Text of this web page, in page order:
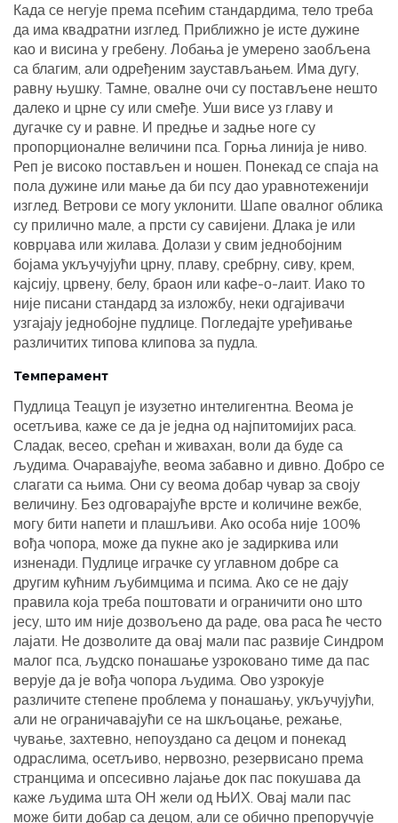
Када се негује према псећим стандардима, тело треба
да има квадратни изглед. Приближно је исте дужине
као и висина у гребену. Лобања је умерено заобљена
са благим, али одређеним заустављањем. Има дугу,
равну њушку. Тамне, овалне очи су постављене нешто
далеко и црне су или смеђе. Уши висе уз главу и
дугачке су и равне. И предње и задње ноге су
пропорционалне величини пса. Горња линија је ниво.
Реп је високо постављен и ношен. Понекад се спаја на
пола дужине или мање да би псу дао уравнотеженији
изглед. Ветрови се могу уклонити. Шапе овалног облика
су прилично мале, а прсти су савијени. Длака је или
коврџава или жилава. Долази у свим једнобојним
бојама укључујући црну, плаву, сребрну, сиву, крем,
кајсију, црвену, белу, браон или кафе-о-лаит. Иако то
није писани стандард за изложбу, неки одгајивачи
узгајају једнобојне пудлице. Погледајте уређивање
различитих типова клипова за пудла.
Темперамент
Пудлица Теацуп је изузетно интелигентна. Веома је
осетљива, каже се да је једна од најпитомијих раса.
Сладак, весео, срећан и живахан, воли да буде са
људима. Очаравајуће, веома забавно и дивно. Добро се
слагати са њима. Они су веома добар чувар за своју
величину. Без одговарајуће врсте и количине вежбе,
могу бити напети и плашљиви. Ако особа није 100%
вођа чопора, може да пукне ако је задиркива или
изненади. Пудлице играчке су углавном добре са
другим кућним љубимцима и псима. Ако се не дају
правила која треба поштовати и ограничити оно што
јесу, што им није дозвољено да раде, ова раса ће често
лајати. Не дозволите да овај мали пас развије Синдром
малог пса, људско понашање узроковано тиме да пас
верује да је вођа чопора људима. Ово узрокује
различите степене проблема у понашању, укључујући,
али не ограничавајући се на шкљоцање, режање,
чување, захтевно, непоуздано са децом и понекад
одраслима, осетљиво, нервозно, резервисано према
странцима и опсесивно лајање док пас покушава да
каже људима шта ОН жели од ЊИХ. Овај мали пас
може бити добар са децом, али се обично препоручује